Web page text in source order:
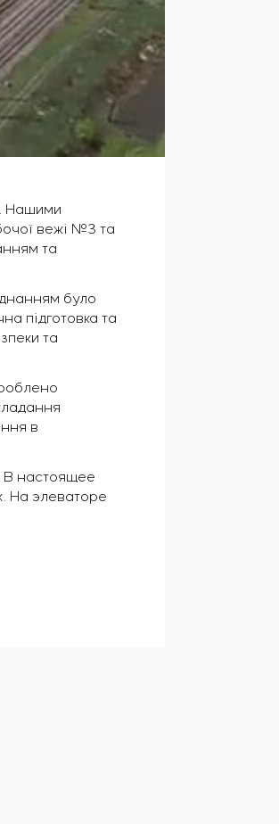
Нашими
вежі №3 та
та
було
підготовка та
та
в
В настоящее
На элеваторе